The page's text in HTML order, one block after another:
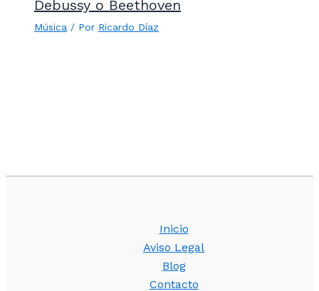
Debussy o Beethoven
Música / Por Ricardo Díaz
Inicio
Aviso Legal
Blog
Contacto